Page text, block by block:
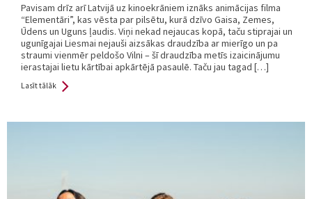
Pavisam drīz arī Latvijā uz kinoekrāniem iznāks animācijas filma
“Elementāri”, kas vēsta par pilsētu, kurā dzīvo Gaisa, Zemes,
Ūdens un Uguns ļaudis. Viņi nekad nejaucas kopā, taču stiprajai un
ugunīgajai Liesmai nejauši aizsākas draudzība ar mierīgo un pa
straumi vienmēr peldošo Vilni – šī draudzība metīs izaicinājumu
ierastajai lietu kārtībai apkārtējā pasaulē. Taču jau tagad […]
Lasīt tālāk